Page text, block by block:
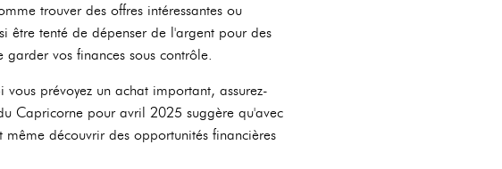
trouver des offres intéressantes ou
être tenté de dépenser de l'argent pour des
vos finances sous contrôle.
prévoyez un achat important, assurez-
Capricorne pour avril 2025 suggère qu'avec
découvrir des opportunités financières